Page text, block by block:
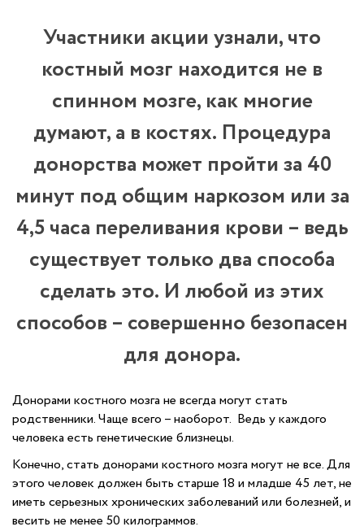
Участники акции узнали, что
костный мозг находится не в
спинном мозге, как многие
думают, а в костях. Процедура
донорства может пройти за 40
минут под общим наркозом или за
4,5 часа переливания крови – ведь
существует только два способа
сделать это. И любой из этих
способов – совершенно безопасен
для донора.
Донорами костного мозга не всегда могут стать
родственники. Чаще всего – наоборот. Ведь у каждого
человека есть генетические близнецы.
Конечно, стать донорами костного мозга могут не все. Для
этого человек должен быть старше 18 и младше 45 лет, не
иметь серьезных хронических заболеваний или болезней, и
весить не менее 50 килограммов.